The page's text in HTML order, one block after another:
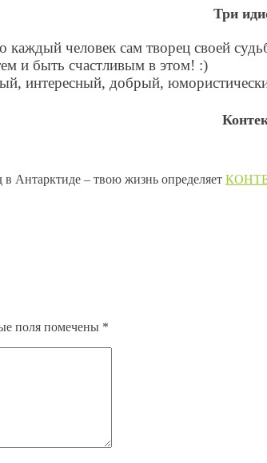
Три
каждый человек сам творец своей
и быть счастливым в этом! :)
интересный, добрый,
Антарктиде – твою жизнь определяет
поля помечены *